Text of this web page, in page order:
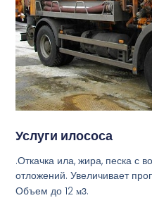
Услуги илососа
.Откачка ила, жира, песка с
отложений. Увеличивает
Объем до 12м3.